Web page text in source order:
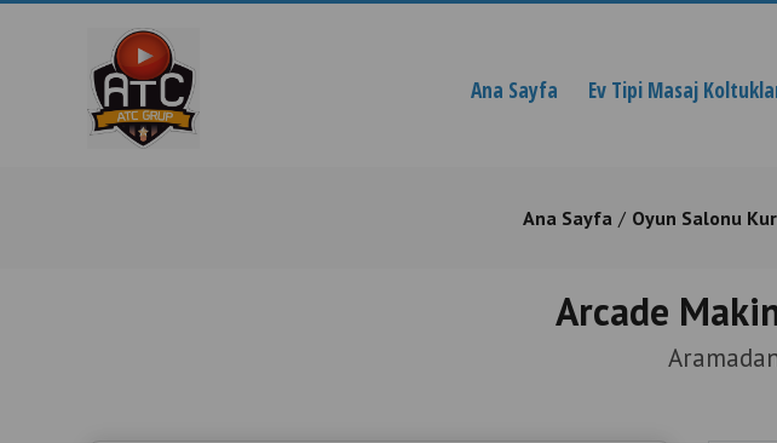
Ana Sayfa Ev Tipi Masaj
Ana Sayfa Oyun Salonu
Arcade